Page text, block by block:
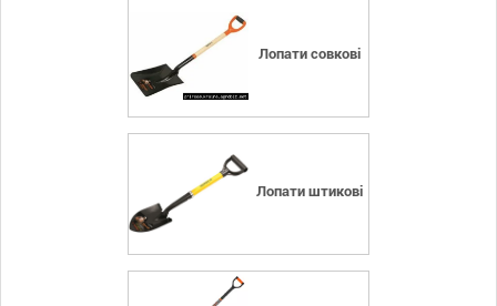
Лопати совкові
Лопати штикові